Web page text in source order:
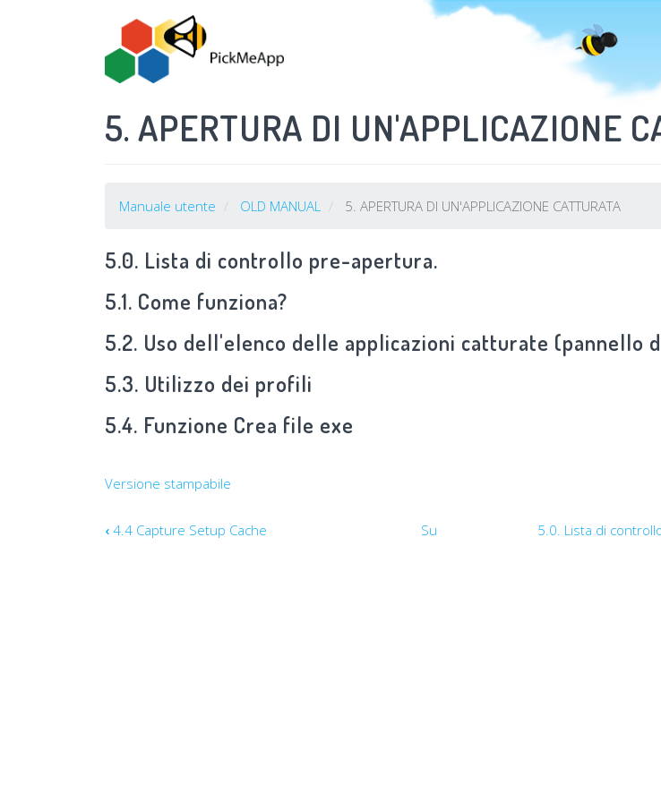
5. APERTURA DI UN'APPLICAZIONE
Manuale utente OLD MANUAL 5. APERTURA DI UN'APPLICAZIONE CATTURATA
5.0. Lista di controllo pre-apertura.
5.1. Come funziona?
5.2. Uso dell'elenco delle applicazioni catturate (pannello
5.3. Utilizzo dei profili
5.4. Funzione Crea file exe
Versione stampabile
Link
‹ 4.4 Capture Setup Cache Su 5.0. Lista di